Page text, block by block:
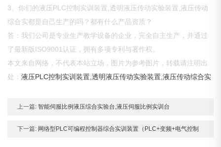
3、你们的液压PLC控制实训装置,透明液压传动实验装置,液压传动
综合实都是自己生产的吗？都有什么产品资质？
答：我们公司是专业生产教学设备的企业，完全自主生产，并通过
了最新版ISO9001认证，拥有多项专利与著作权。
本文来自网络，不代表本站立场，图片为参考图片，转载请注明出
处：液压PLC控制实训装置,透明液压传动实验装置,液压传动综合实
上一篇: 智能伺服比例液压综合实验台,液压伺服比例实训台
下一篇: 网络型PLC可编程控制器综合实训装置（PLC+变频+电气控制